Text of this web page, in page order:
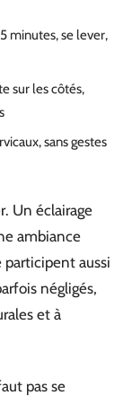
minutes, se lever,
sur les côtés,
sans gestes
Un éclairage
ambiance
aussi
négligés,
et à
pas se